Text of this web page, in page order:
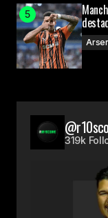
319k